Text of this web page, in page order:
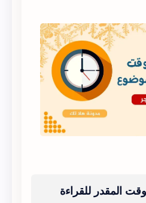
المقدر للقراءة